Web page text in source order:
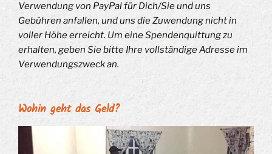
Verwendung von PayPal für Dich/Sie und uns
Gebühren anfallen, und uns die Zuwendung nicht in
voller Höhe erreicht. Um eine Spendenquittung zu
erhalten, geben Sie bitte Ihre vollständige Adresse im
Verwendungszweck an.
Wohin geht das Geld?